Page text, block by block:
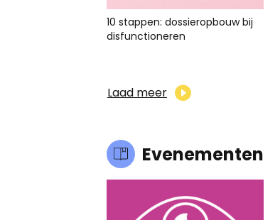
10 stappen: dossieropbouw bij
disfunctioneren
Laad meer
Evenementen